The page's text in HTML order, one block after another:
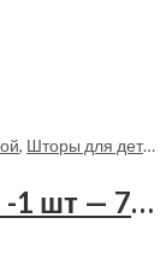
, Шторы для детской
Штора канвас 150х270 см -1 шт — 70095 в спальню, в гостиную